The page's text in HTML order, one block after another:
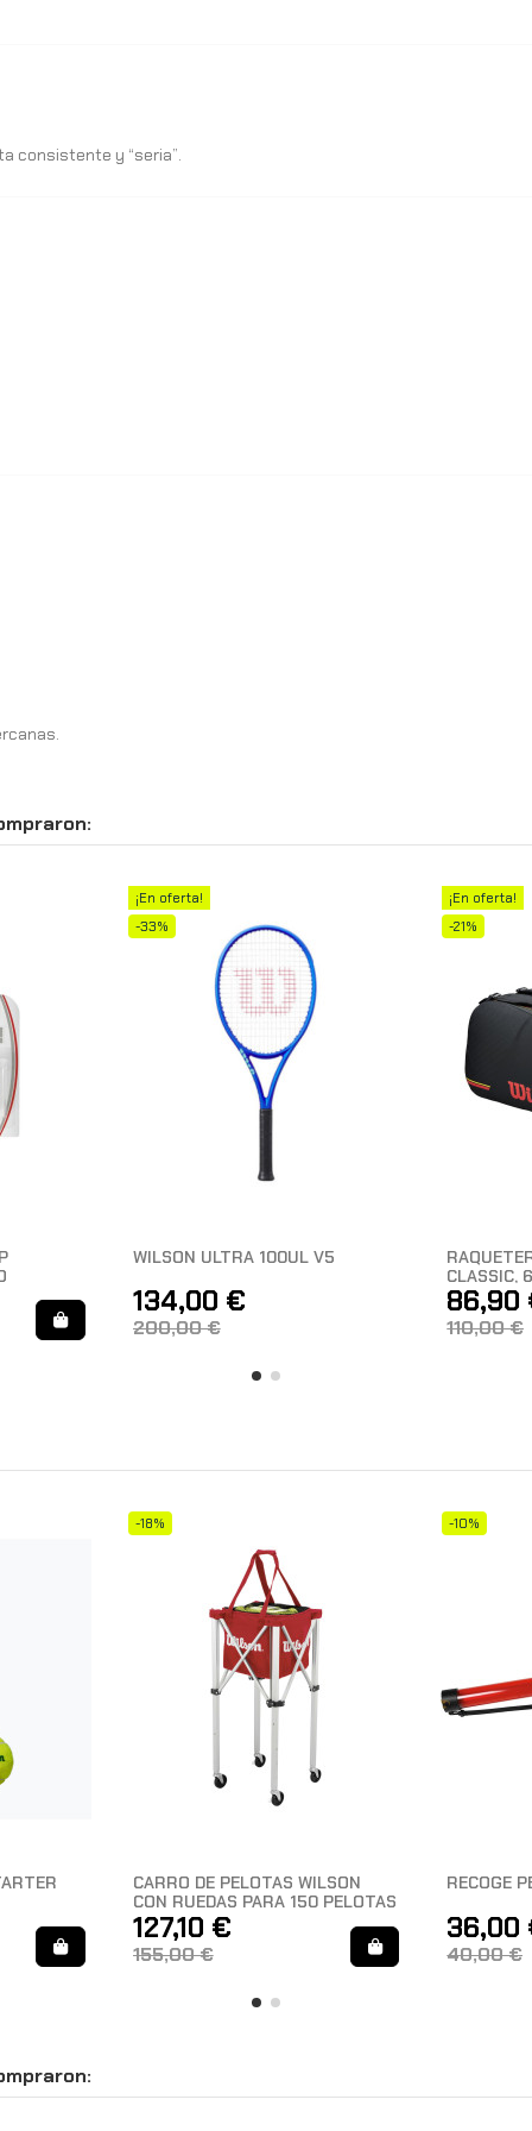
consistente y “seria”.
¡En oferta!
-33%
WILSON ULTRA 100UL V5
134,00 €
200,00 €
¡En oferta!
-21%
CLASSIC,
86,90
110,00 €
-18%
CARRO DE PELOTAS WILSON
CON RUEDAS PARA 150 PELOTAS
127,10 €
155,00 €
-10%
RECOGE
36,00
40,00 €